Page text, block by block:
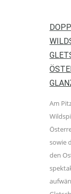
Am
sowie
den